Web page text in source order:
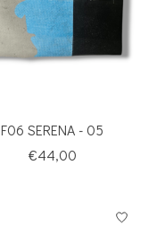
F06 SERENA - 05
€44,00